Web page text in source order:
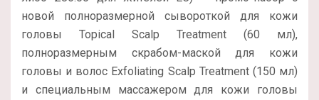
новой полноразмерной сывороткой для кожи
головы Topical Scalp Treatment (60 мл),
полноразмерным скрабом-маской для кожи
головы и волос Exfoliating Scalp Treatment (150 мл)
и специальным массажером для кожи головы